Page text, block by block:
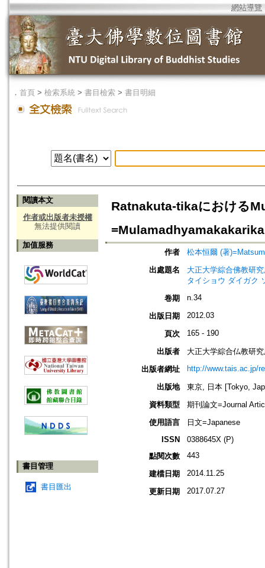
網站導覽
． 首頁 > 檢索系統 > 書目檢索 > 書目明細
閱讀本文
作者或出版者未授權
無法提供閱讀
加值服務
書目管理
書目匯出
Ratnakuta-tikaにおける
作者
松本恒爾 (著
出處題名
大正大学綜合佛教研
タイショウ ダイガク
卷期
n.34
出版日期 2012.03
頁次 165 - 190
出版者
大正大学綜合仏教研
出版者網址
http://www.tais.ac.jp/
出版地
東京, 日本 [Tokyo,
資料類型
期刊論文=Journal
使用語言
日文=Japanese
ISSN
0388645X (P)
點閱次數
443
建檔日期 2014.11.25
更新日期 2017.07.27